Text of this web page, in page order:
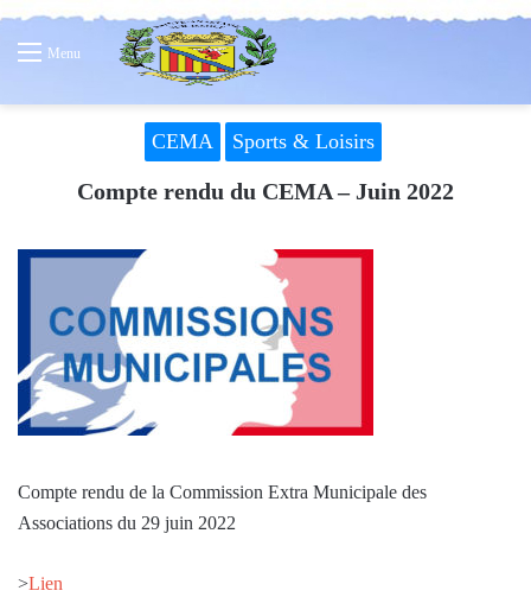
Menu
CEMA Sports & Loisirs
Compte rendu du CEMA – Juin 2022
Compte rendu de la Commission Extra Municipale des
Associations du 29 juin 2022
>Lien